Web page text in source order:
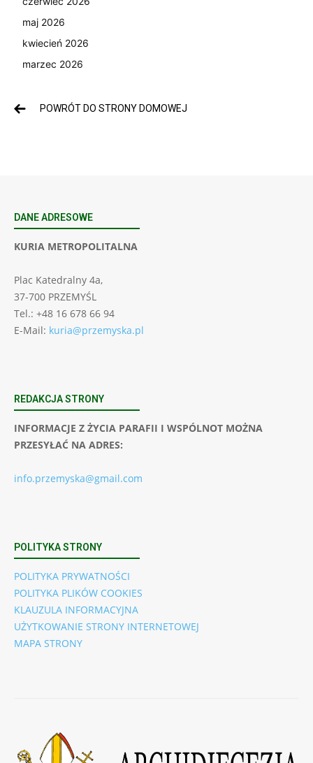
maj 2026
kwiecień 2026
marzec 2026
POWRÓT DO STRONY DOMOWEJ
DANE ADRESOWE
KURIA METROPOLITALNA
Plac Katedralny 4a,
37-700 PRZEMYŚL
Tel.: +48 16 678 66 94
E-Mail: kuria@przemyska.pl
REDAKCJA STRONY
INFORMACJE Z ŻYCIA PARAFII I WSPÓLNOT MOŻNA
PRZESYŁAĆ NA ADRES:
info.przemyska@gmail.com
POLITYKA STRONY
POLITYKA PRYWATNOŚCI
POLITYKA PLIKÓW COOKIES
KLAUZULA INFORMACYJNA
UŻYTKOWANIE STRONY INTERNETOWEJ
MAPA STRONY